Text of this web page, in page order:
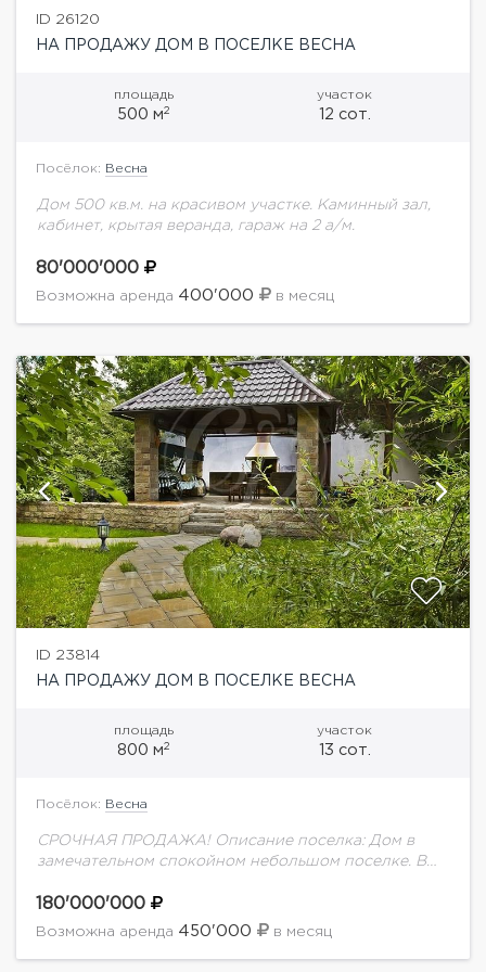
ID 26120
НА ПРОДАЖУ ДОМ В ПОСЕЛКЕ ВЕСНА
площадь
500 м2
участок
12 сот.
Посёлок: Весна
Дом 500 кв.м. на красивом участке. Каминный зал,
кабинет, крытая веранда, гараж на 2 а/м.
80'000'000
Возможна аренда 400'000 в месяц
ID 23814
НА ПРОДАЖУ ДОМ В ПОСЕЛКЕ ВЕСНА
площадь
800 м2
участок
13 сот.
Посёлок: Весна
СРОЧНАЯ ПРОДАЖА! Описание поселка: Дом в
замечательном спокойном небольшом поселке. В
`Дворянское Гнездо` и `Каток.ru`. Описание дома:
Эклектичный дом. Отделка выполнена с...
180'000'000
Возможна аренда 450'000 в месяц